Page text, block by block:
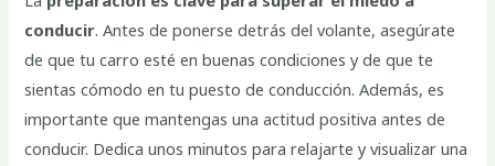
conducir. Antes de ponerse detrás del volante, asegúrate
de que tu carro esté en buenas condiciones y de que te
sientas cómodo en tu puesto de conducción. Además, es
importante que mantengas una actitud positiva antes de
conducir. Dedica unos minutos para relajarte y visualizar una